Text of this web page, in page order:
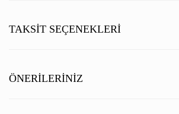
Bu ürüne ilk yorumu siz yapın!
TAKSIT SEÇENEKLERI
ÖNERILERINIZ